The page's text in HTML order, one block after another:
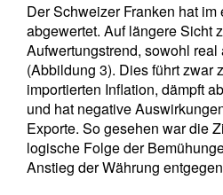
Der Schweizer Franken hat
abgewertet. Auf längere Sicht
Aufwertungstrend, sowohl
(Abbildung 3). Dies führt zwar
importierten Inflation, dämpft
und hat negative
Exporte. So gesehen war die
logische Folge der
Anstieg der Währung